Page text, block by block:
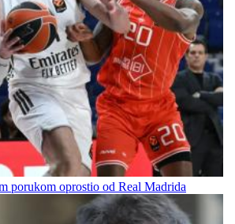
porukom oprostio od Real Madrida